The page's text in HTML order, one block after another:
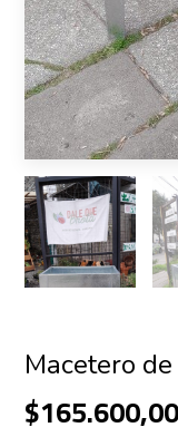
Macetero
$165.600,00